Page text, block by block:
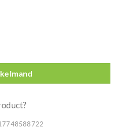
Ah accu voor NRG-12 Mobile